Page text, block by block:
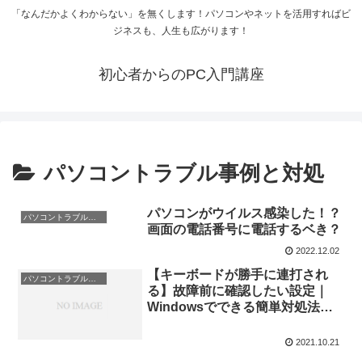
「なんだかよくわからない」を無くします！パソコンやネットを活用すればビ
ジネスも、人生も広がります！
初心者からのPC入門講座
パソコントラブル事例と対処
パソコンがウイルス感染した！？
画面の電話番号に電話するベき？
2022.12.02
パソコントラブル事例と対処
【キーボードが勝手に連打され
る】故障前に確認したい設定｜
Windowsでできる簡単対処法と
2021.10.21